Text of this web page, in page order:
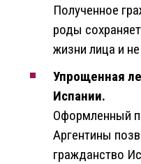
Полученное
роды
жизни лица и
Упрощенная
Испании.
Оформленный
Аргентины
гражданство